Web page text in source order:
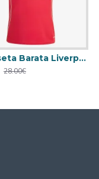
Camiseta Barata Liverpool Primera Equipación 2025/26
28.00€